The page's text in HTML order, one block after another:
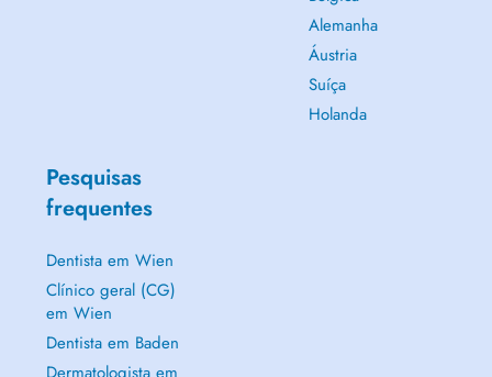
Alemanha
Áustria
Suíça
Holanda
Pesquisas
frequentes
Dentista em Wien
Clínico geral (CG)
em Wien
Dentista em Baden